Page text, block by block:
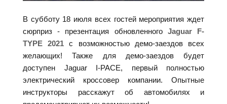
В субботу 18 июля всех гостей мероприятия ждет
сюрприз - презентация обновленного Jaguar F-
TYPE 2021 с возможностью демо-заездов всех
желающих! Также для демо-заездов будет
доступен Jaguar I-PACE, первый полностью
электрический кроссовер компании. Опытные
инструкторы расскажут об автомобилях и